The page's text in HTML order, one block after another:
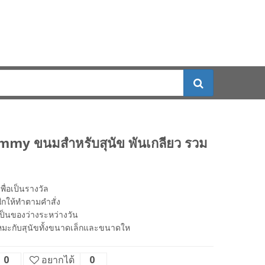
ขนมสำหรับสุนัข พันเกลียว รวม
อเป็นรางวัล
ให้ทำตามคำสั่ง
นของว่างระหว่างวัน
ะกับสุนัขทั้งขนาดเล็กและขนาดให
0 อยากได้ 0